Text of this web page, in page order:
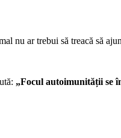
nu ar trebui să treacă să
„Focul autoimunității se